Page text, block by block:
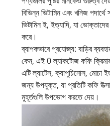
বিভিন্ন ভিটামিন এবং খনিজ
ভিটামিন ই, ইত্যাদি, যা
করে।
ব্যাপকভাবে প্রযোজ্য: বাড়ির
কেন, এই 0 ল্যাকটোজ কফি
এটি ল্যাটেস, ক্যাপুচিনোস, মোচা
জন্য উপযুক্ত, যা প্রতিটি কফি
মুহূর্তগুলি উপভোগ করতে দেয়।